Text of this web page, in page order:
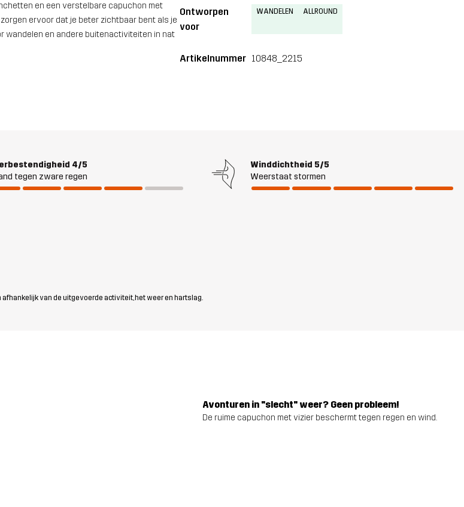
en een verstelbare capuchon met
ervoor dat je beter zichtbaar bent als je
wandelen en andere buitenactiviteiten in nat
Ontworpen
voor
WANDELEN ALLROUND
Artikelnummer 10848_2215
4/5
tegen zware regen
Winddichtheid 5/5
Weerstaat stormen
van de uitgevoerde activiteit, het weer en hartslag.
Avonturen in "slecht" weer? Geen probleem!
De ruime capuchon met vizier beschermt tegen regen en wind.